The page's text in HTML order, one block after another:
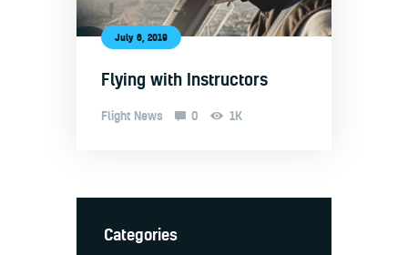
July 6, 2019
Flying with Instructors
Flight News 0 1K
Categories